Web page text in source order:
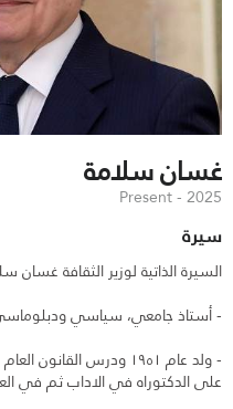
غسان سلامة
2025 - Present
سيرة
السيرة الذاتية لوزير الثقافة غسان
- أستاذ جامعي، سياسي
- ولد عام ١٩٥١ ودرس
على الدكتوراه في الاداب ثم في